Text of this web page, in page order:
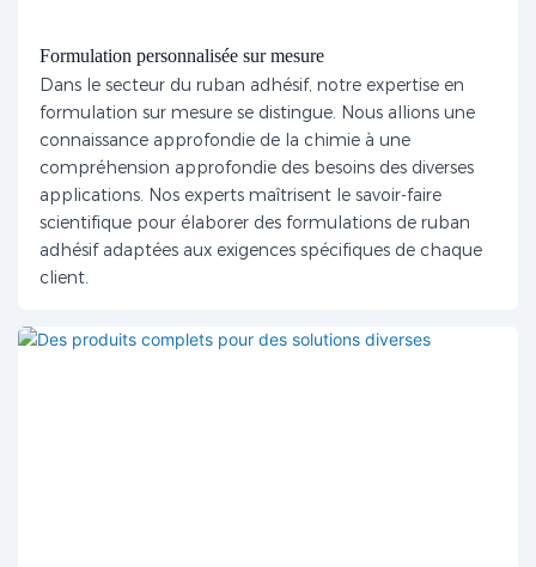
Formulation personnalisée sur mesure
Dans le secteur du ruban adhésif, notre expertise en
formulation sur mesure se distingue. Nous allions une
connaissance approfondie de la chimie à une
compréhension approfondie des besoins des diverses
applications. Nos experts maîtrisent le savoir-faire
scientifique pour élaborer des formulations de ruban
adhésif adaptées aux exigences spécifiques de chaque
client.